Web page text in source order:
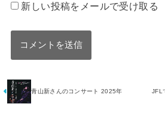
新しい投稿をメールで受け取る
青山新さんのコンサート 2025年 JFL